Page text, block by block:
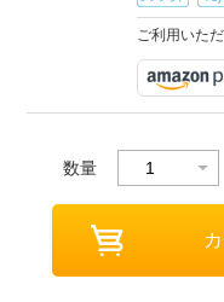
ご利用いた
数量